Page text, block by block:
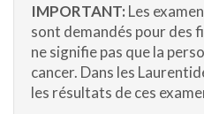
IMPORTANT: Les
sont demandés pour des
ne signifie pas que la
cancer. Dans les
les résultats de ces